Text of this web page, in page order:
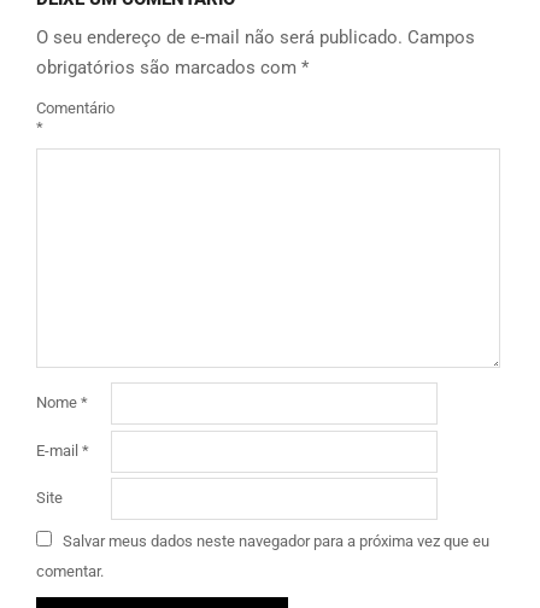
O seu endereço de e-mail não será publicado. Campos
obrigatórios são marcados com *
Comentário
*
Nome *
E-mail *
Site
Salvar meus dados neste navegador para a próxima vez que eu
comentar.